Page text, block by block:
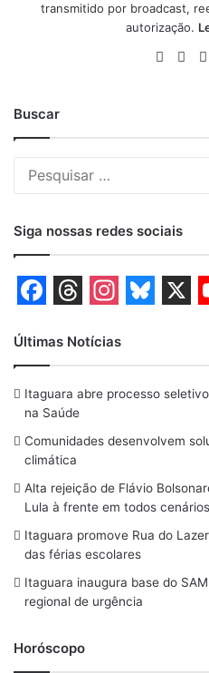
transmitido por broadcast,
autorização.
Buscar
Siga nossas redes sociais
a
c
e
b
o
o
k
h
r
e
a
d
s
n
s
t
a
r
a
m
u
e
s
y
Últimas Notícias
Itaguara abre processo
na Saúde
Comunidades desenvolvem
climática
Alta rejeição de Flávio
Lula à frente em todos cenários
Itaguara promove Rua do
das férias escolares
Itaguara inaugura base do
regional de urgência
Horóscopo